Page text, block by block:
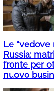
Le “vedove
Russia:
fronte per
nuovo